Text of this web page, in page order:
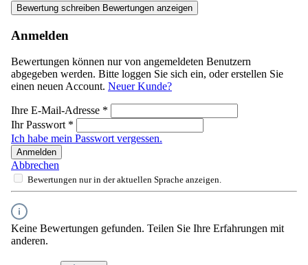
Bewertung schreiben Bewertungen anzeigen
Anmelden
Bewertungen können nur von angemeldeten Benutzern
abgegeben werden. Bitte loggen Sie sich ein, oder erstellen Sie
einen neuen Account. Neuer Kunde?
Ihre E-Mail-Adresse *
Ihr Passwort *
Ich habe mein Passwort vergessen.
Anmelden
Abbrechen
Bewertungen nur in der aktuellen Sprache anzeigen.
Keine Bewertungen gefunden. Teilen Sie Ihre Erfahrungen mit
anderen.